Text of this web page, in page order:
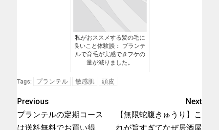
私がおススメする髪の毛に
良いこと体験談： プランテ
ルで育毛が実感できフケの
量が減りました。
Tags: プランテル 敏感肌 頭皮
Previous
プランテルの定期コース
は送料無料でお買い得
Next
【無限蛇腹きゅうり】こ
れが旨すぎてなぜ居酒屋